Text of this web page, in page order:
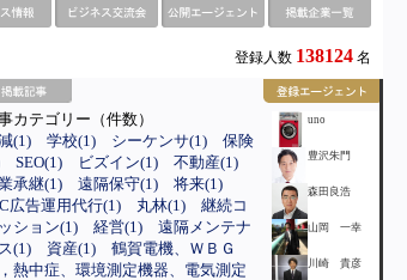
登録人数 138124 名
カテゴリー（件数）
(1)
学校(1) シーケンサ(1)
保険
SEO(1) ビズイン(1)
不動産(1)
承継(1)
遠隔保守(1)
将来(1)
広告運用代行(1)
丸林(1)
継続コ
ション(1)
経営(1)
遠隔メンテナ
(1)
資産(1)
鶴賀電機、ＷＢＧ
熱中症、環境測定機器、電気測定
uno
豊沢朱門
森田良浩
山岡 一幸
川崎 貴彦